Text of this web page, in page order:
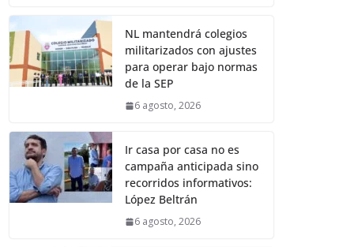
NL mantendrá colegios
militarizados con ajustes
para operar bajo normas
de la SEP
6 agosto, 2026
Ir casa por casa no es
campaña anticipada sino
recorridos informativos:
López Beltrán
6 agosto, 2026